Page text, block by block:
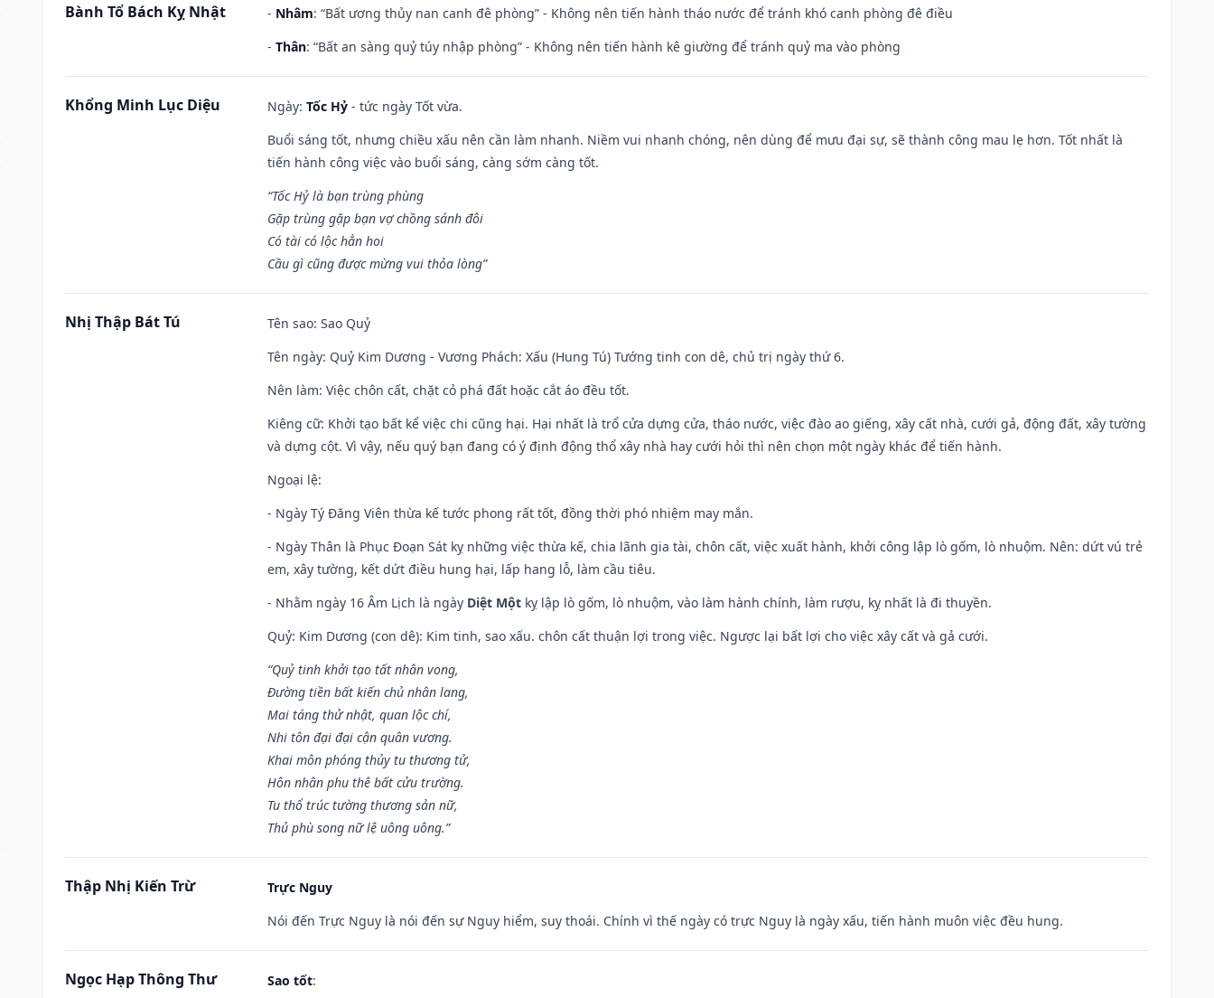
Bành Tổ Bách Kỵ Nhật - Nhâm: “Bất ương thủy nan canh đê phòng” - Không nên tiến hành tháo nước để tránh khó canh phòng đê điều
- Thân: “Bất an sàng quỷ túy nhập phòng” - Không nên tiến hành kê giường để tránh quỷ ma vào phòng
Khổng Minh Lục Diệu Ngày: Tốc Hỷ - tức ngày Tốt vừa.
Buổi sáng tốt, nhưng chiều xấu nên cần làm nhanh. Niềm vui nhanh chóng, nên dùng để mưu đại sự, sẽ thành công mau lẹ hơn. Tốt nhất là
tiến hành công việc vào buổi sáng, càng sớm càng tốt.
“Tốc Hỷ là bạn trùng phùng
Gặp trùng gặp bạn vợ chồng sánh đôi
Có tài có lộc hẳn hoi
Cầu gì cũng được mừng vui thỏa lòng”
Nhị Thập Bát Tú Tên sao: Sao Quỷ
Tên ngày: Quỷ Kim Dương - Vương Phách: Xấu (Hung Tú) Tướng tinh con dê, chủ trị ngày thứ 6.
Nên làm: Việc chôn cất, chặt cỏ phá đất hoặc cắt áo đều tốt.
Kiêng cữ: Khởi tạo bất kể việc chi cũng hại. Hại nhất là trổ cửa dựng cửa, tháo nước, việc đào ao giếng, xây cất nhà, cưới gả, động đất, xây tường
và dựng cột. Vì vậy, nếu quý bạn đang có ý định động thổ xây nhà hay cưới hỏi thì nên chọn một ngày khác để tiến hành.
Ngoại lệ:
- Ngày Tý Đăng Viên thừa kế tước phong rất tốt, đồng thời phó nhiệm may mắn.
- Ngày Thân là Phục Đoạn Sát kỵ những việc thừa kế, chia lãnh gia tài, chôn cất, việc xuất hành, khởi công lập lò gốm, lò nhuộm. Nên: dứt vú trẻ
em, xây tường, kết dứt điều hung hại, lấp hang lỗ, làm cầu tiêu.
- Nhằm ngày 16 Âm Lịch là ngày Diệt Một kỵ lập lò gốm, lò nhuộm, vào làm hành chính, làm rượu, kỵ nhất là đi thuyền.
Quỷ: Kim Dương (con dê): Kim tinh, sao xấu. chôn cất thuận lợi trong việc. Ngược lại bất lợi cho việc xây cất và gả cưới.
“Quỷ tinh khởi tạo tất nhân vong,
Đường tiền bất kiến chủ nhân lang,
Mai táng thử nhật, quan lộc chí,
Nhi tôn đại đại cận quân vương.
Khai môn phóng thủy tu thương tử,
Hôn nhân phu thê bất cửu trường.
Tu thổ trúc tường thương sản nữ,
Thủ phù song nữ lệ uông uông.”
Thập Nhị Kiến Trừ
Trực Nguy
Nói đến Trực Nguy là nói đến sự Nguy hiểm, suy thoái. Chính vì thế ngày có trực Nguy là ngày xấu, tiến hành muôn việc đều hung.
Ngọc Hạp Thông Thư Sao tốt: